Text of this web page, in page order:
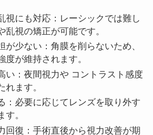
視にも対応：レーシックでは難し
乱視の矯正が可能です。
が少ない：角膜を削らないため、
度が維持されます。
い：夜間視力や コントラスト感度
れます。
：必要に応じてレンズを取り外す
す。
回復：手術直後から視力改善が期